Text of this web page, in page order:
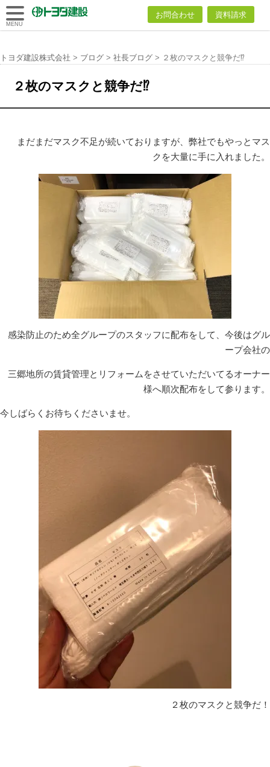
トヨダ建設
お問合わせ 資料請求
MENU
トヨダ建設株式会社 > ブログ > 社長ブログ > ２枚のマスクと競争だ⁉︎
２枚のマスクと競争だ⁉︎
まだまだマスク不足が続いておりますが、弊社でもやっとマス
クを大量に手に入れました。
感染防止のため全グループのスタッフに配布をして、今後はグル
ープ会社の
三郷地所の賃貸管理とリフォームをさせていただいてるオーナー
様へ順次配布をして参ります。
今しばらくお待ちくださいませ。
２枚のマスクと競争だ！